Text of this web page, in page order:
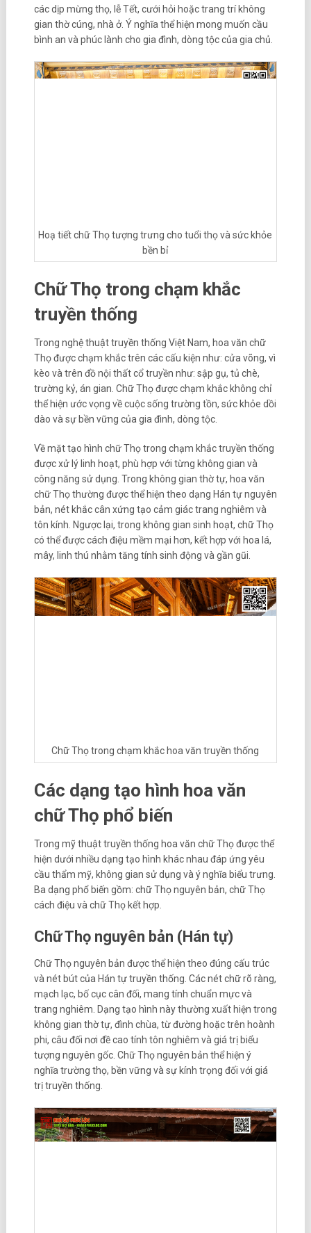
các dịp mừng thọ, lễ Tết, cưới hỏi hoặc trang trí không
gian thờ cúng, nhà ở. Ý nghĩa thể hiện mong muốn cầu
bình an và phúc lành cho gia đình, dòng tộc của gia chủ.
Hoạ tiết chữ Thọ tượng trưng cho tuổi thọ và sức khỏe
bền bỉ
Chữ Thọ trong chạm khắc
truyền thống
Trong nghệ thuật truyền thống Việt Nam, hoa văn chữ
Thọ được chạm khắc trên các cấu kiện như: cửa võng, vì
kèo và trên đồ nội thất cổ truyền như: sập gụ, tủ chè,
trường kỷ, án gian. Chữ Thọ được chạm khắc không chỉ
thể hiện ước vọng về cuộc sống trường tồn, sức khỏe dồi
dào và sự bền vững của gia đình, dòng tộc.
Về mặt tạo hình chữ Thọ trong chạm khắc truyền thống
được xử lý linh hoạt, phù hợp với từng không gian và
công năng sử dụng. Trong không gian thờ tự, hoa văn
chữ Thọ thường được thể hiện theo dạng Hán tự nguyên
bản, nét khắc cân xứng tạo cảm giác trang nghiêm và
tôn kính. Ngược lại, trong không gian sinh hoạt, chữ Thọ
có thể được cách điệu mềm mại hơn, kết hợp với hoa lá,
mây, linh thú nhằm tăng tính sinh động và gần gũi.
Chữ Thọ trong chạm khắc hoa văn truyền thống
Các dạng tạo hình hoa văn
chữ Thọ phổ biến
Trong mỹ thuật truyền thống hoa văn chữ Thọ được thể
hiện dưới nhiều dạng tạo hình khác nhau đáp ứng yêu
cầu thẩm mỹ, không gian sử dụng và ý nghĩa biểu trưng.
Ba dạng phổ biến gồm: chữ Thọ nguyên bản, chữ Thọ
cách điệu và chữ Thọ kết hợp.
Chữ Thọ nguyên bản (Hán tự)
Chữ Thọ nguyên bản được thể hiện theo đúng cấu trúc
và nét bút của Hán tự truyền thống. Các nét chữ rõ ràng,
mạch lạc, bố cục cân đối, mang tính chuẩn mực và
trang nghiêm. Dạng tạo hình này thường xuất hiện trong
không gian thờ tự, đình chùa, từ đường hoặc trên hoành
phi, câu đối nơi đề cao tính tôn nghiêm và giá trị biểu
tượng nguyên gốc. Chữ Thọ nguyên bản thể hiện ý
nghĩa trường thọ, bền vững và sự kính trọng đối với giá
trị truyền thống.